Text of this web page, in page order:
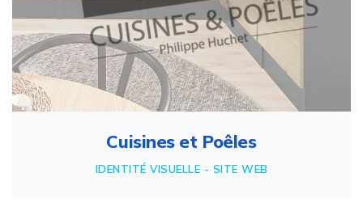
Cuisines et Poêles
IDENTITÉ VISUELLE - SITE WEB